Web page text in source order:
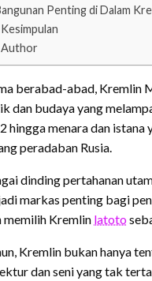
Penting di Dalam
Kesimpulan
Author
berabad-abad, Kremlin
dan budaya yang
hingga menara dan
peradaban Rusia.
dinding pertahanan
markas penting bagi
memilih Kremlin latoto
Kremlin bukan hanya
dan seni yang tak